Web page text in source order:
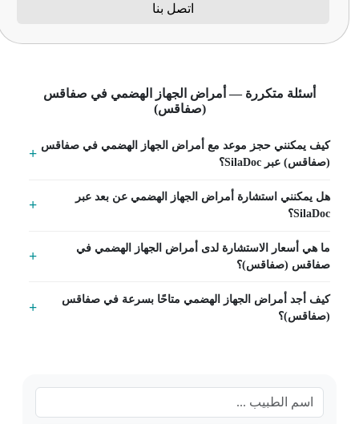
اتصل بنا
أسئلة متكررة — أمراض الجهاز الهضمي في صفاقس
(صفاقس)
كيف يمكنني حجز موعد مع أمراض الجهاز الهضمي في صفاقس
(صفاقس) عبر SilaDoc؟
هل يمكنني استشارة أمراض الجهاز الهضمي عن بعد عبر
SilaDoc؟
ما هي أسعار الاستشارة لدى أمراض الجهاز الهضمي في
صفاقس (صفاقس)؟
كيف أجد أمراض الجهاز الهضمي متاحًا بسرعة في صفاقس
(صفاقس)؟